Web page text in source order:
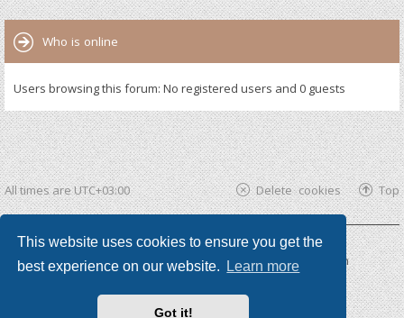
This website uses cookies to ensure you get the
best experience on our website.
Learn more
Got it!
Who is online
Users browsing this forum: No registered users and 0 guests
All times areUTC+03:00 Top
Delete cookies
Powered by phpBB ®| phpBB3 theme byKomiDesign